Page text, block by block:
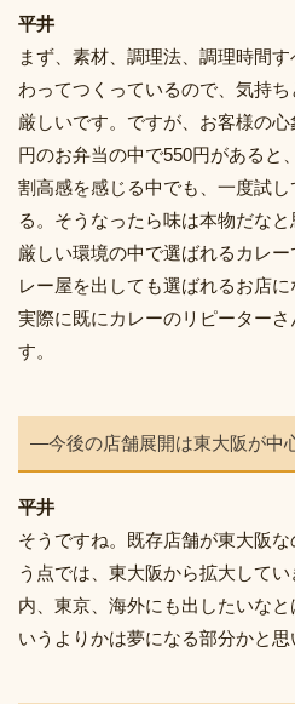
平井
まず、素材、調理法、調理時間
わってつくっているので、気持
厳しいです。ですが、お客様の
円のお弁当の中で550円があると
割高感を感じる中でも、一度試
る。そうなったら味は本物だなと
厳しい環境の中で選ばれるカレ
レー屋を出しても選ばれるお店に
実際に既にカレーのリピーター
す。
―今後の店舗展開は東大阪が中
平井
そうですね。既存店舗が東大阪
う点では、東大阪から拡大して
内、東京、海外にも出したいな
いうよりかは夢になる部分かと思